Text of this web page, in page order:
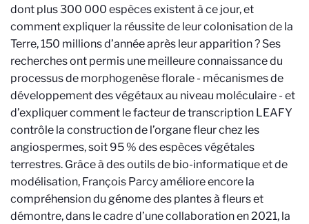
dont plus 300 000 espèces existent à ce jour, et
comment expliquer la réussite de leur colonisation de la
Terre, 150 millions d’année après leur apparition ? Ses
recherches ont permis une meilleure connaissance du
processus de morphogenèse florale - mécanismes de
développement des végétaux au niveau moléculaire - et
d’expliquer comment le facteur de transcription LEAFY
contrôle la construction de l’organe fleur chez les
angiospermes, soit 95 % des espèces végétales
terrestres. Grâce à des outils de bio-informatique et de
modélisation, François Parcy améliore encore la
compréhension du génome des plantes à fleurs et
démontre, dans le cadre d’une collaboration en 2021, la